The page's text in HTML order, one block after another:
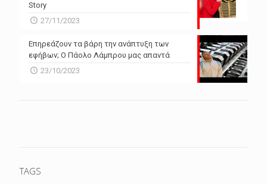
Story
27/11/2023
Επηρεάζουν τα βάρη την ανάπτυξη των
εφήβων; Ο Πάολο Λάμπρου μας απαντά
23/10/2023
TAGS